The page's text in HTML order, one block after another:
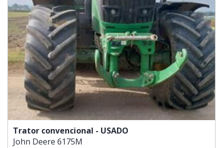
Trator convencional - USADO
John Deere 6175M